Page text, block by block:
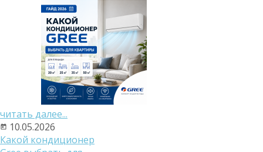
читать далее...
10.05.2026
Какой кондиционер